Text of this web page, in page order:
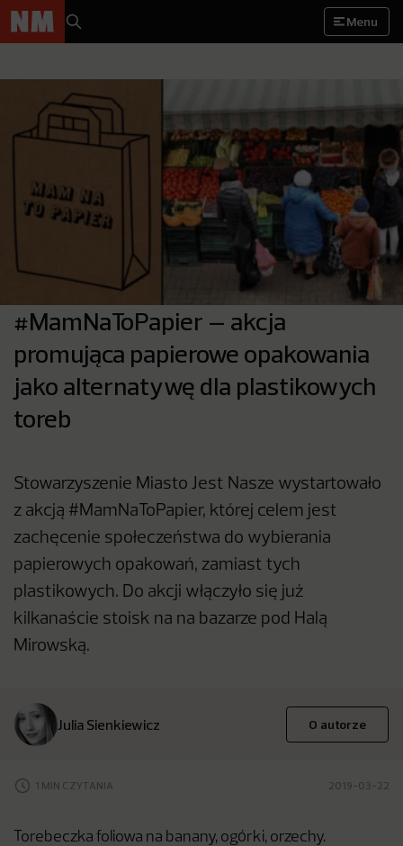
Menu
#MamNaToPapier – akcja
promująca papierowe opakowania
jako alternatywę dla plastikowych
toreb
Stowarzyszenie Miasto Jest Nasze wystartowało
z akcją #MamNaToPapier, której celem jest
zachęcenie społeczeństwa do wybierania
papierowych opakowań, zamiast tych
plastikowych. Do akcji włączyło się już
kilkanaście stoisk na na bazarze pod Halą
Mirowską.
Julia Sienkiewicz O autorze
1 MIN CZYTANIA 2019-03-22
Torebeczka foliowa na banany, ogórki, orzechy.